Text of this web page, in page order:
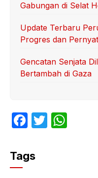
Gabungan di Selat
Update Terbaru
Progres dan
Gencatan Senjata
Bertambah di Gaza
F
c
e
T
Tags